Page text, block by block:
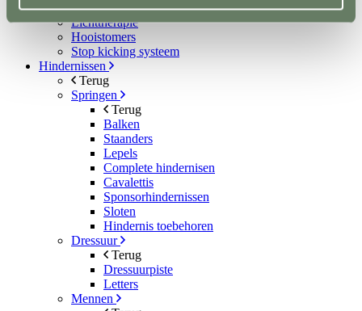
Vibrafloor
Lichttherapie
Hooistomers
Stop kicking systeem
Hindernissen
Terug
Springen
Terug
Balken
Staanders
Lepels
Complete hindernisen
Cavalettis
Sponsorhindernissen
Sloten
Hindernis toebehoren
Dressuur
Terug
Dressuurpiste
Letters
Mennen